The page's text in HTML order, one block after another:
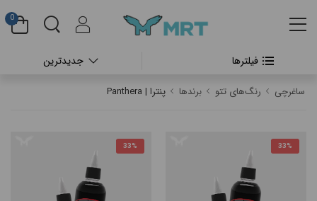
#بدون دسته بندی
#پن شارژی تتو
0
ساغرچی رنگ‌های تتو برندها پنترا | Panthera
فیلترها جدیدترین
33%
33%